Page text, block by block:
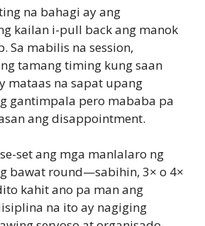
na bahagi ay ang
kailan i-pull back ang manok
Sa mabilis na session,
tamang timing kung saan
mataas na sapat upang
gantimpala pero mababa pa
ang disappointment.
set ang mga manlalaro ng
bawat round—sabihin, 3× o 4×
kahit ano pa man ang
na ito ay nagiging